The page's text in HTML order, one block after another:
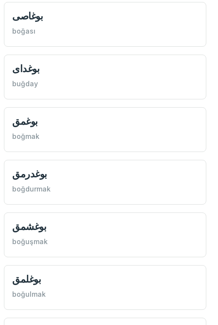
بوغاصی
boğası
بوغدای
buğday
بوغمق
boğmak
بوغدرمق
boğdurmak
بوغشمق
boğuşmak
بوغلمق
boğulmak